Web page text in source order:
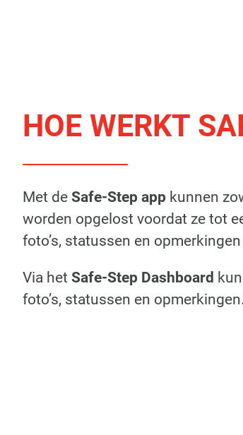
HOE WERKT
Met deSafe-Step app kunnen
worden opgelost voordat ze tot
foto’s, statussen en opmerkingen
Via het Safe-Step Dashboard
foto’s, statussen en opmerkingen.